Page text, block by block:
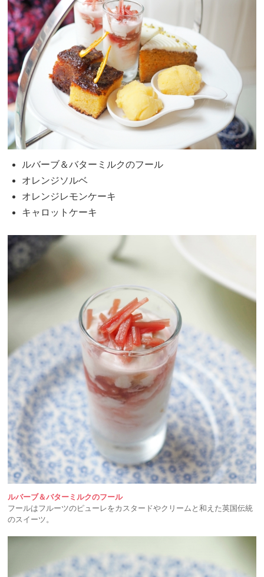
ルバーブ＆バターミルクのフール
オレンジソルベ
オレンジレモンケーキ
キャロットケーキ
ルバーブ＆バターミルクのフール
フールはフルーツのピューレをカスタードやクリームと和えた英国伝統
のスイーツ。